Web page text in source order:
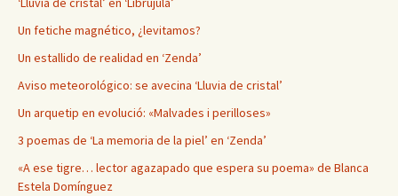
Un fetiche magnético, ¿levitamos?
Un estallido de realidad en ‘Zenda’
Aviso meteorológico: se avecina ‘Lluvia de cristal’
Un arquetip en evolució: «Malvades i perilloses»
3 poemas de ‘La memoria de la piel’ en ‘Zenda’
«A ese tigre… lector agazapado que espera su poema» de Blanca
Estela Domínguez